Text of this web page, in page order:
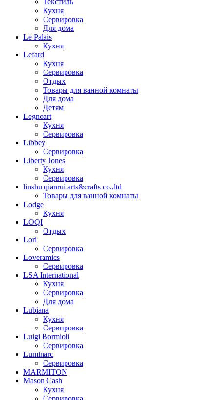
Текстиль
Кухня
Сервировка
Для дома
Le Palais
Кухня
Lefard
Кухня
Сервировка
Отдых
Товары для ванной комнаты
Для дома
Детям
Legnoart
Кухня
Сервировка
Libbey
Сервировка
Liberty Jones
Кухня
Сервировка
linshu qianrui arts&crafts co.,ltd
Товары для ванной комнаты
Lodge
Кухня
LOQI
Отдых
Lori
Сервировка
Loveramics
Сервировка
LSA International
Кухня
Сервировка
Для дома
Lubiana
Кухня
Сервировка
Luigi Bormioli
Сервировка
Luminarc
Сервировка
MARMITON
Mason Cash
Кухня